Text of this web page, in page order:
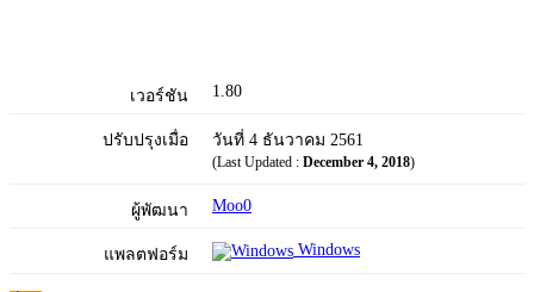
เวอร์ชัน 1.80
ปรับปรุงเมื่อ วันที่ 4 ธันวาคม 2561
(Last Updated : December 4, 2018)
ผู้พัฒนา Moo0
แพลตฟอร์ม Windows